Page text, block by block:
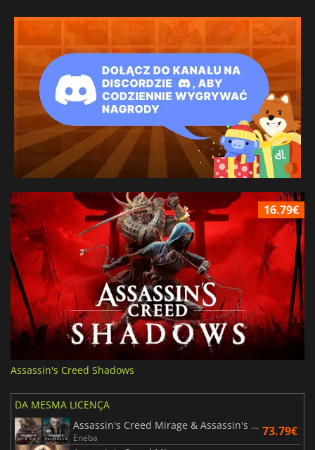
16.79€
Assassin's Creed Shadows
DA MESMA LICENÇA
Assassin's Creed Mirage & Assassin's Creed Valhalla Bundle
Eneba 73.79€